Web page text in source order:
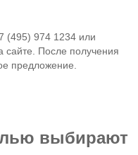
(495) 974 1234 или
сайте. После получения
предложение.
выбирают